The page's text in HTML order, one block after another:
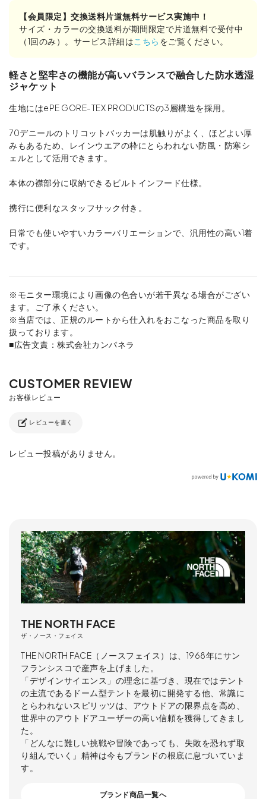
【会員限定】交換送料片道無料サービス実施中！
サイズ・カラーの交換送料が期間限定で片道無料で受付中
（1回のみ）。サービス詳細はこちら をご覧ください。
軽さと堅牢さの機能が高いバランスで融合した防水透湿
ジャケット
生地にはePE GORE-TEX PRODUCTSの3層構造を採用。
70デニールのトリコットバッカーは肌触りがよく、ほどよい厚
みもあるため、レインウエアの枠にとらわれない防風・防寒シ
ェルとして活用できます。
本体の襟部分に収納できるビルトインフード仕様。
携行に便利なスタッフサック付き。
日常でも使いやすいカラーバリエーションで、汎用性の高い1着
です。
※モニター環境により画像の色合いが若干異なる場合がござい
ます。ご了承ください。
※当店では、正規のルートから仕入れをおこなった商品を取り
扱っております。
■広告文責：株式会社カンパネラ
レビューを書く
レビュー投稿がありません。
THE NORTH FACE
ザ・ノース・フェイス
THE NORTH FACE（ノースフェイス）は、1968年にサン
フランシスコで産声を上げました。
「デザインサイエンス」の理念に基づき、現在ではテント
の主流であるドーム型テントを最初に開発する他、常識に
とらわれないスピリッツは、アウトドアの限界点を高め、
世界中のアウトドアユーザーの高い信頼を獲得してきまし
た。
「どんなに難しい挑戦や冒険であっても、失敗を恐れず取
り組んでいく」精神は今もブランドの根底に息づいていま
す。
ブランド商品一覧へ